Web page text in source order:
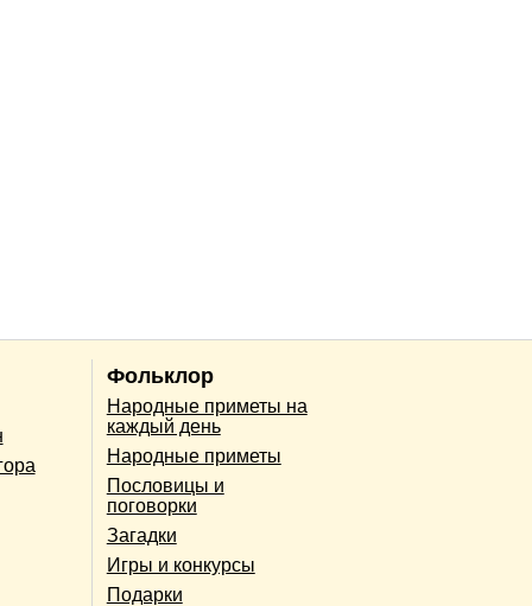
Фольклор
Народные приметы на
каждый день
Народные приметы
Пословицы и
поговорки
Загадки
Игры и конкурсы
Подарки